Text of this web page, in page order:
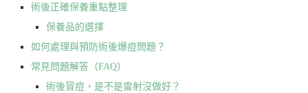
術後正確保養重點整理
保養品的選擇
如何處理與預防術後爆痘問題？
常見問題解答（FAQ）
術後冒痘，是不是雷射沒做好？